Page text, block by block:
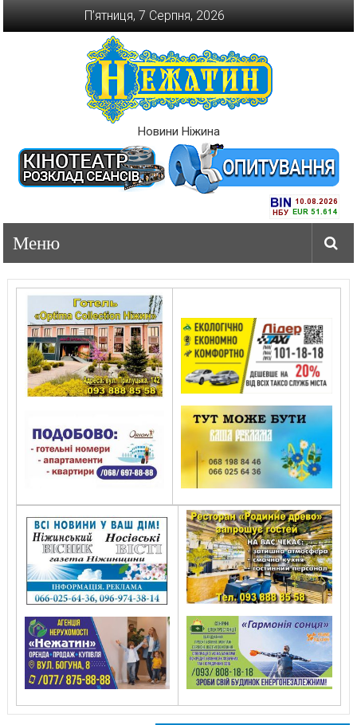
П’ятниця, 7 Серпня, 2026
Новини Ніжина